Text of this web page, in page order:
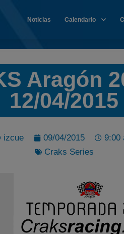
Noticias Calendario
Aragón
12/04/2015
izcue 09/04/2015
9:00
Craks Series